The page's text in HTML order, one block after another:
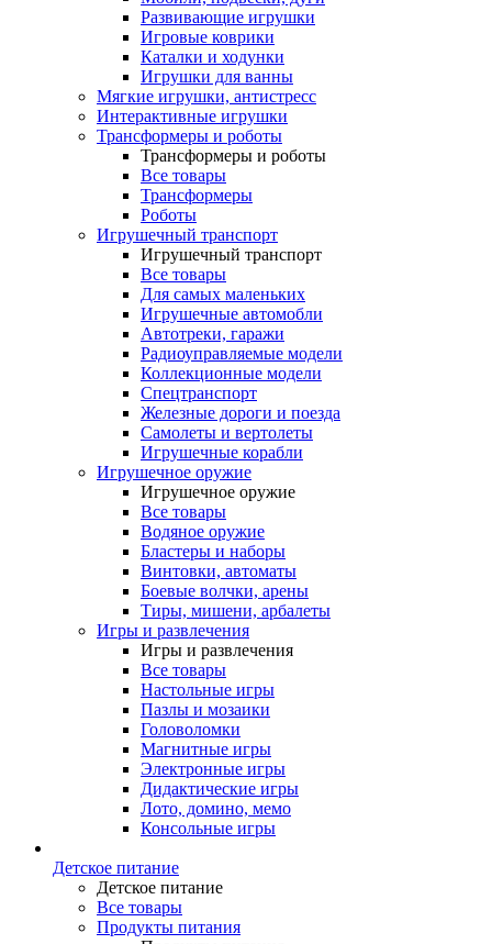
Развивающие игрушки
Игровые коврики
Каталки и ходунки
Игрушки для ванны
Мягкие игрушки, антистресс
Интерактивные игрушки
Трансформеры и роботы
Трансформеры и роботы
Все товары
Трансформеры
Роботы
Игрушечный транспорт
Игрушечный транспорт
Все товары
Для самых маленьких
Игрушечные автомобли
Автотреки, гаражи
Радиоуправляемые модели
Коллекционные модели
Спецтранспорт
Железные дороги и поезда
Самолеты и вертолеты
Игрушечные корабли
Игрушечное оружие
Игрушечное оружие
Все товары
Водяное оружие
Бластеры и наборы
Винтовки, автоматы
Боевые волчки, арены
Тиры, мишени, арбалеты
Игры и развлечения
Игры и развлечения
Все товары
Настольные игры
Пазлы и мозаики
Головоломки
Магнитные игры
Электронные игры
Дидактические игры
Лото, домино, мемо
Консольные игры
Детское питание
Детское питание
Все товары
Продукты питания